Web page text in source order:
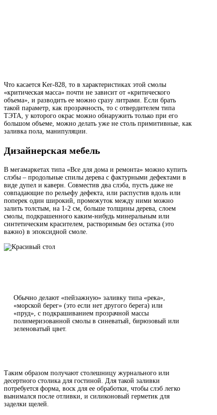
Что касается Ker-828, то в характеристиках этой смолы
«критическая масса» почти не зависит от «критического
объема», и разводить ее можно сразу литрами. Если брать
такой параметр, как прозрачность, то с отвердителем типа
ТЭТА, у которого окрас можно обнаружить только при его
большом объеме, можно делать уже не столь примитивные, как
заливка пола, манипуляции.
Дизайнерская мебель
В мегамаркетах типа «Все для дома и ремонта» можно купить
слэбы – продольные спилы дерева с фактурными дефектами в
виде дупел и каверн. Совместив два слэба, пусть даже не
совпадающие по рельефу дефекта, или распустив вдоль или
поперек один широкий, промежуток между ними можно
залить толстым, на 1-2 см, больше толщины дерева, слоем
смолы, подкрашенного каким-нибудь минеральным или
синтетическим красителем, растворимым без остатка (это
важно) в эпоксидной смоле.
Обычно делают «пейзажную» заливку типа «река»,
«морской берег» (это если нет другого берега) или
«пруд», с подкрашиванием прозрачной массы
полимеризованной смолы в синеватый, бирюзовый или
зеленоватый цвет.
Таким образом получают столешницу журнального или
десертного столика для гостиной. Для такой заливки
потребуется форма, воск для ее обработки, чтобы слэб легко
вынимался после отливки, и силиконовый герметик для
заделки щелей.